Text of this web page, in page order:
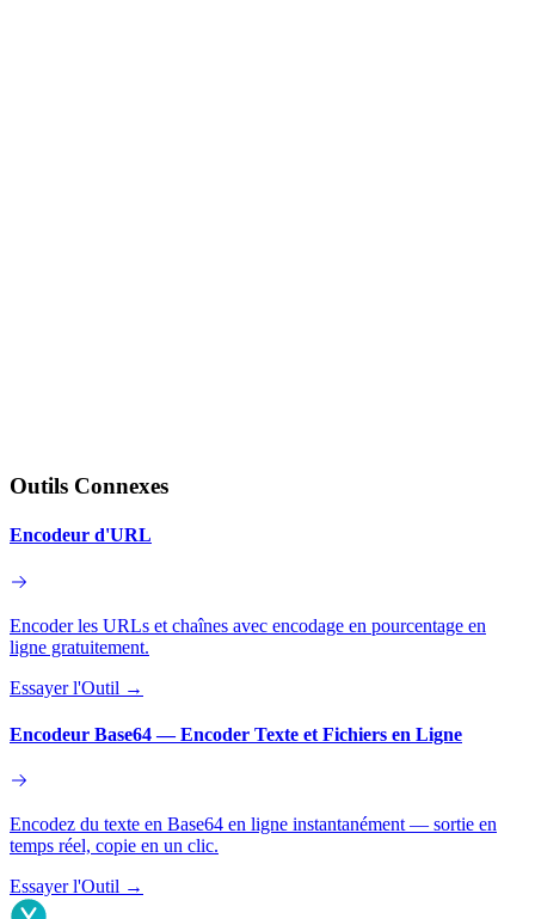
Outils Connexes
Encodeur d'URL
Encoder les URLs et chaînes avec encodage en pourcentage en
ligne gratuitement.
Essayer l'Outil →
Encodeur Base64 — Encoder Texte et Fichiers en Ligne
Encodez du texte en Base64 en ligne instantanément — sortie en
temps réel, copie en un clic.
Essayer l'Outil →